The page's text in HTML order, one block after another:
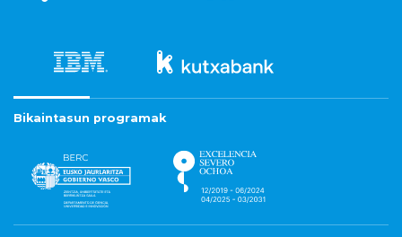
Bikaintasun programak